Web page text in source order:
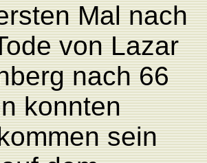
Mal nach
von Lazar
nach 66
konnten
sein